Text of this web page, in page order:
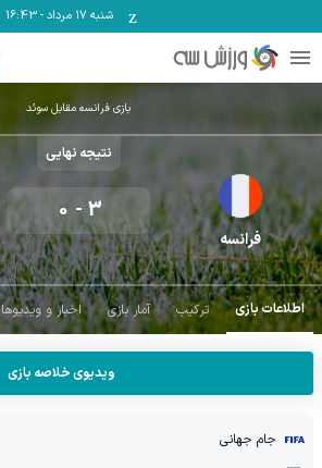
شنبه ۱۷ مرداد -
16:43
بازی فرانسه مقابل سوئد
نتیجه نهایی
فرانسه
3
-
0
اطلاعات بازی ترکیب آمار بازی اخبار و ویدیوها
ویدیوی خلاصه بازی
جام جهانی